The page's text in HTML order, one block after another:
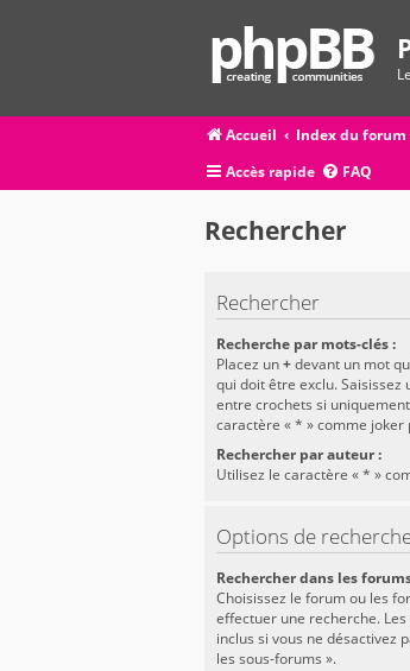
Accueil Index du forum
Accès rapide
FAQ
Rechercher
Rechercher
Recherche par mots-clés :
Placez un+devant un mot
qui doit être exclu. Saisissez
entre crochets si
caractère « * » comme
Rechercher par auteur :
Utilisez le caractère « * »
Options de
Rechercher dans les
Choisissez le forum ou les
effectuer une recherche.
inclus si vous ne désactivez
les sous-forums ».